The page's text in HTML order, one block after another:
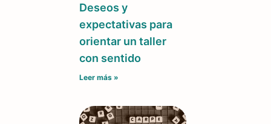
Deseos y
expectativas para
orientar un taller
con sentido
Leer más »